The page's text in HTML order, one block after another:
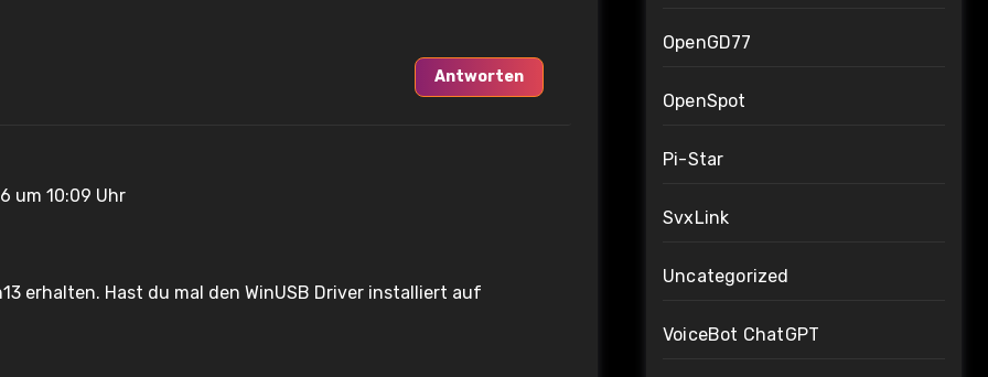
Antworten
um 10:09 Uhr
erhalten. Hast du mal den WinUSB Driver installiert auf
OpenGD77
OpenSpot
Pi-Star
SvxLink
Uncategorized
VoiceBot ChatGPT